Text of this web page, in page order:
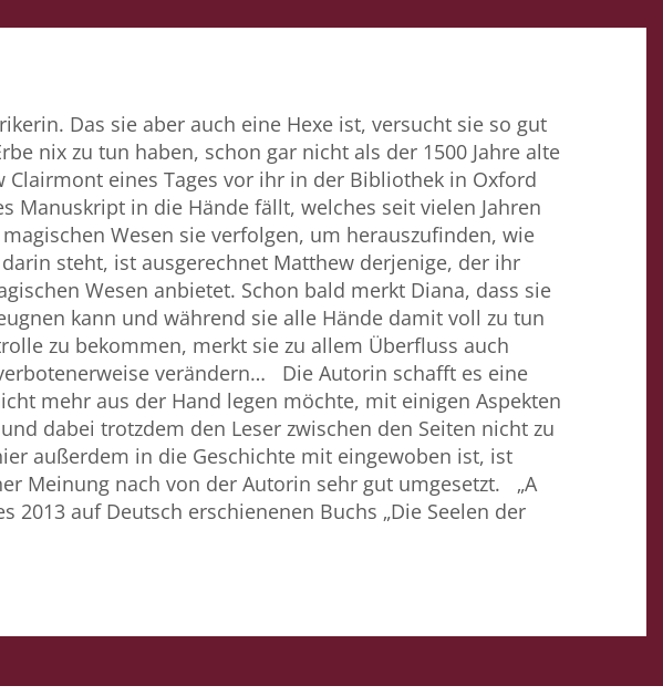
Das sie aber auch eine Hexe ist, versucht sie so gut
nix zu tun haben, schon gar nicht als der 1500 Jahre alte
eines Tages vor ihr in der Bibliothek in Oxford
Manuskript in die Hände fällt, welches seit vielen Jahren
Wesen sie verfolgen, um herauszufinden, wie
steht, ist ausgerechnet Matthew derjenige, der ihr
Wesen anbietet. Schon bald merkt Diana, dass sie
kann und während sie alle Hände damit voll zu tun
zu bekommen, merkt sie zu allem Überfluss auch
verändern… Die Autorin schafft es eine
mehr aus der Hand legen möchte, mit einigen Aspekten
dabei trotzdem den Leser zwischen den Seiten nicht zu
außerdem in die Geschichte mit eingewoben ist, ist
Meinung nach von der Autorin sehr gut umgesetzt. „A
2013 auf Deutsch erschienenen Buchs „Die Seelen der